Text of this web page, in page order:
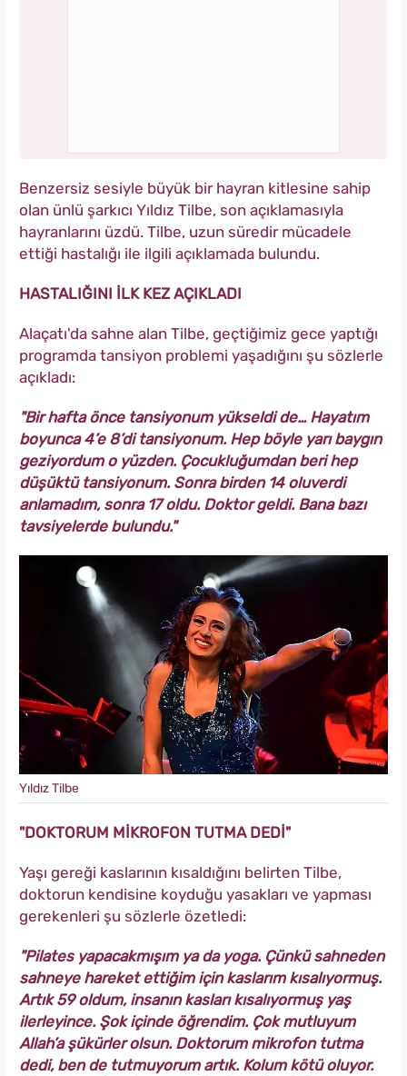
Benzersiz sesiyle büyük bir hayran kitlesine sahip
olan ünlü şarkıcı Yıldız Tilbe, son açıklamasıyla
hayranlarını üzdü. Tilbe, uzun süredir mücadele
ettiği hastalığı ile ilgili açıklamada bulundu.
HASTALIĞINI İLK KEZ AÇIKLADI
Alaçatı'da sahne alan Tilbe, geçtiğimiz gece yaptığı
programda tansiyon problemi yaşadığını şu sözlerle
açıkladı:
"Bir hafta önce tansiyonum yükseldi de… Hayatım
boyunca 4’e 8’di tansiyonum. Hep böyle yarı baygın
geziyordum o yüzden. Çocukluğumdan beri hep
düşüktü tansiyonum. Sonra birden 14 oluverdi
anlamadım, sonra 17 oldu. Doktor geldi. Bana bazı
tavsiyelerde bulundu."
Yıldız Tilbe
"DOKTORUM MİKROFON TUTMA DEDİ"
Yaşı gereği kaslarının kısaldığını belirten Tilbe,
doktorun kendisine koyduğu yasakları ve yapması
gerekenleri şu sözlerle özetledi:
"Pilates yapacakmışım ya da yoga. Çünkü sahneden
sahneye hareket ettiğim için kaslarım kısalıyormuş.
Artık 59 oldum, insanın kasları kısalıyormuş yaş
ilerleyince. Şok içinde öğrendim. Çok mutluyum
Allah’a şükürler olsun. Doktorum mikrofon tutma
dedi, ben de tutmuyorum artık. Kolum kötü oluyor.